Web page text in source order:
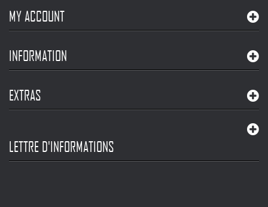
MY ACCOUNT
INFORMATION
EXTRAS
LETTRE D'INFORMATIONS